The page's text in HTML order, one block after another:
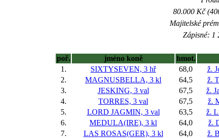
80.000 Kč
Majitelské
Zápisné: 1
poř. jméno koně
hmot.
1.
SIXTYSEVEN, 3 hř 68,0
ž.
2.
MAGNUSBELLA, 3 kl 64,5
ž.
3.
JESKING, 3 val 67,5
ž.
4.
TORRES, 3 val 67,5
ž.
5.
LORD JAGMIN, 3 val 63,5
ž.
6.
MEDULA(IRE), 3 kl 64,0
ž.
7.
LAS ROSAS(GER), 3 kl 64,0
ž.